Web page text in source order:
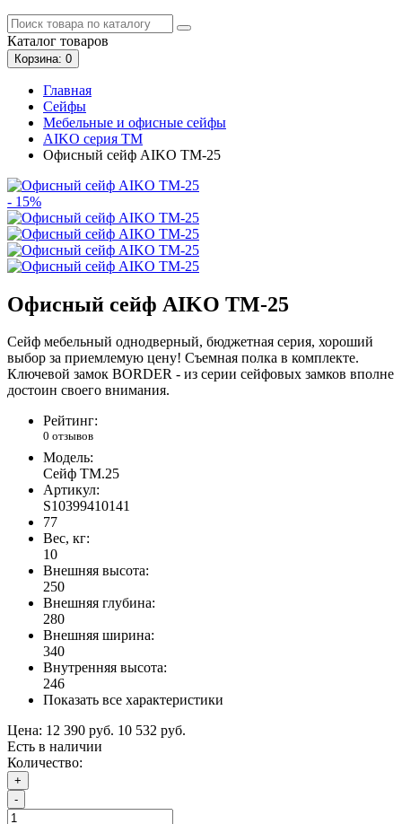
Каталог товаров
Корзина: 0
Главная
Сейфы
Мебельные и офисные сейфы
AIKO серия TM
Офисный сейф AIKO TM-25
- 15%
Офисный сейф AIKO TM-25
Сейф мебельный однодверный, бюджетная серия, хороший
выбор за приемлемую цену! Съемная полка в комплекте.
Ключевой замок BORDER - из серии сейфовых замков вполне
достоин своего внимания.
Рейтинг:
0 отзывов
Модель:
Сейф TM.25
Артикул:
S10399410141
77
Вес, кг:
10
Внешняя высота:
250
Внешняя глубина:
280
Внешняя ширина:
340
Внутренняя высота:
246
Показать все характеристики
Цена: 12 390 руб. 10 532 руб.
Есть в наличии
Количество:
+
-